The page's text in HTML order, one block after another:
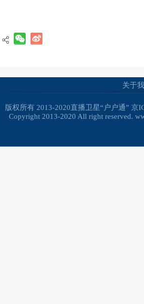
关于
版权所有 2013-2020直播卫星“户户通” 京
Copyright 2013-2020 All right reserved.